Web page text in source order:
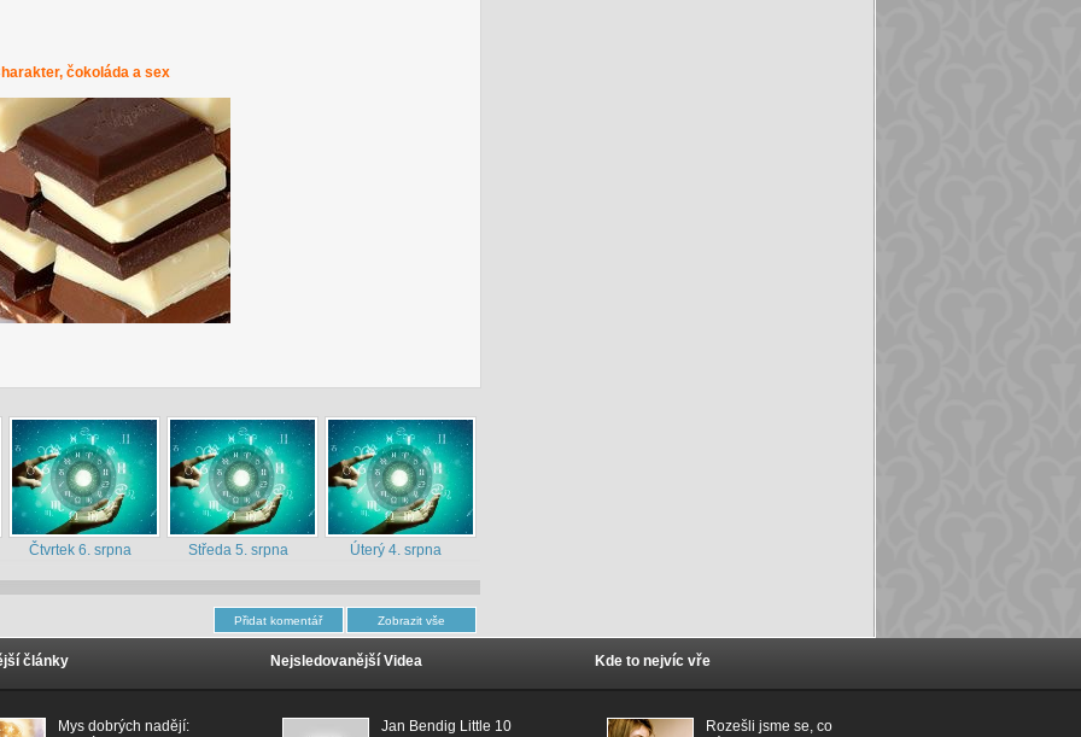
čokoláda a sex
Čtvrtek 6. srpna Středa 5. srpna Úterý 4. srpna
články
Mys dobrých nadějí:
Nejsledovanější Videa
Jan Bendig Little 10
Kde to nejvíc vře
Rozešli jsme se, co